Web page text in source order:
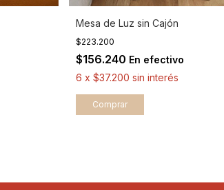
Mesa de Luz sin Cajón
$223.200
$156.240 En efectivo
6 x $37.200 sin interés
Comprar